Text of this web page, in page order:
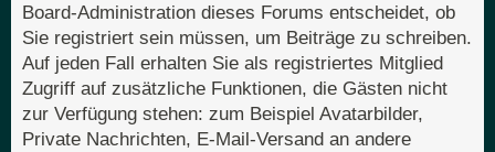
Board-Administration dieses Forums entscheidet, ob
Sie registriert sein müssen, um Beiträge zu schreiben.
Auf jeden Fall erhalten Sie als registriertes Mitglied
Zugriff auf zusätzliche Funktionen, die Gästen nicht
zur Verfügung stehen: zum Beispiel Avatarbilder,
Private Nachrichten, E-Mail-Versand an andere